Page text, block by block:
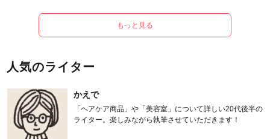
もっと見る
人気のライター
かえで
「ヘアケア商品」や「美容室」について詳しい20代後半の
ライター。楽しみながら執筆させていただきます！